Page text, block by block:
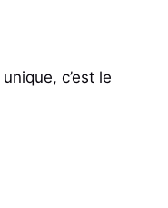
unique, c’est le